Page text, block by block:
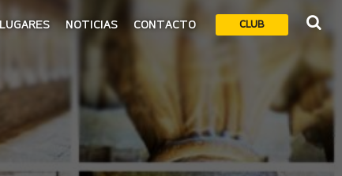
CLUB
LUGARES NOTICIAS CONTACTO